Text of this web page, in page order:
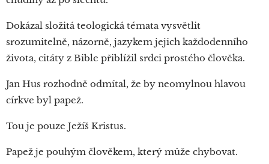
Dokázal složitá teologická témata vysvětlit
srozumitelně, názorně, jazykem jejich každodenního
života, citáty z Bible přiblížil srdci prostého člověka.
Jan Hus rozhodně odmítal, že by neomylnou hlavou
církve byl papež.
Tou je pouze Ježíš Kristus.
Papež je pouhým člověkem, který může chybovat.